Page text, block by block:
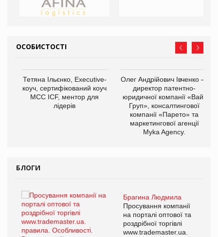
ОСОБИСТОСТІ
Тетяна Ільєнко, Executive-
коуч, сертифікований коуч
МСС ICF, ментор для
лідерів
Олег Андрійович Івченко —
директор патентно-
юридичної компанії «Вайз
Груп», консалтингової
компанії «Парето» та
маркетингової агенції
Myka Agency.
БЛОГИ
Брагина Людмила
Просування компанії
на порталі оптової та
роздрібної торгівлі
www.trademaster.ua.